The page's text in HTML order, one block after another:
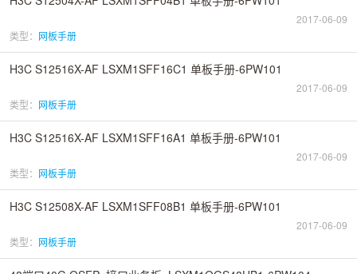
2017-06-09
类型： 网板手册
H3C S12516X-AF LSXM1SFF16C1 单板手册-6PW101
2017-06-09
类型： 网板手册
H3C S12516X-AF LSXM1SFF16A1 单板手册-6PW101
2017-06-09
类型： 网板手册
H3C S12508X-AF LSXM1SFF08B1 单板手册-6PW101
2017-06-09
类型： 网板手册